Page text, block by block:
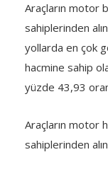
Araçların motor
sahiplerinden
yollarda en çok
hacmine sahip
yüzde 43,93
Araçların motor
sahiplerinden